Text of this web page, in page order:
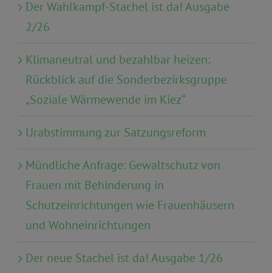
Der Wahlkampf-Stachel ist da! Ausgabe
2/26
Klimaneutral und bezahlbar heizen:
Rückblick auf die Sonderbezirksgruppe
„Soziale Wärmewende im Kiez“
Urabstimmung zur Satzungsreform
Mündliche Anfrage: Gewaltschutz von
Frauen mit Behinderung in
Schutzeinrichtungen wie Frauenhäusern
und Wohneinrichtungen
Der neue Stachel ist da! Ausgabe 1/26